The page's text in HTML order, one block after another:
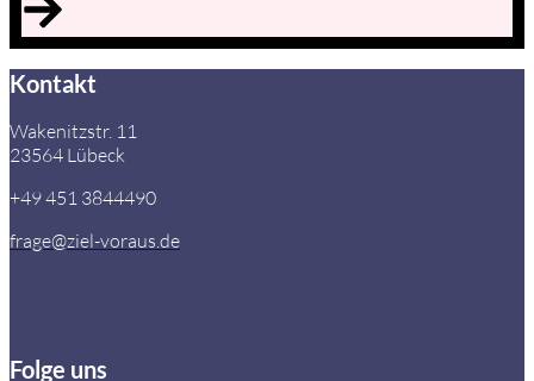
Kontakt
Wakenitzstr. 11
23564 Lübeck
+49 451 3844490
frage@ziel-voraus.de
Folge uns